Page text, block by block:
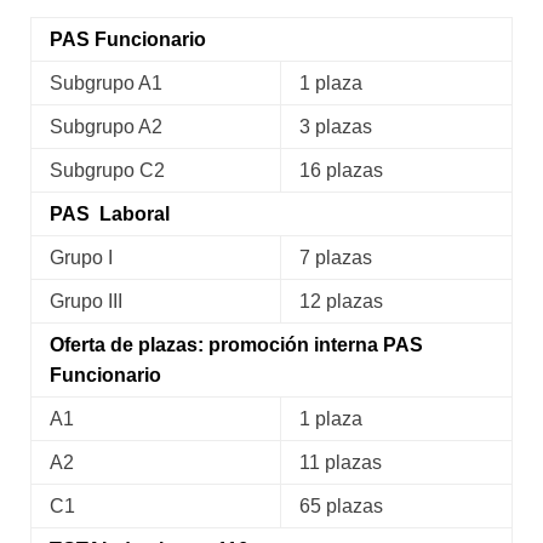
PAS Funcionario
Subgrupo A1 1 plaza
Subgrupo A2 3 plazas
Subgrupo C2 16 plazas
PAS Laboral
Grupo I 7 plazas
Grupo III 12 plazas
Oferta de plazas: promoción interna PAS
Funcionario
A1 1 plaza
A2 11 plazas
C1 65 plazas